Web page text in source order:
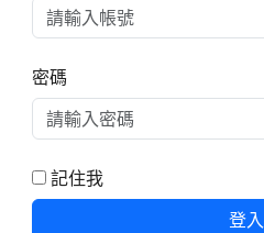
密碼
記住我
登入